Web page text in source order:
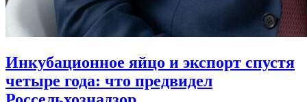
Инкубационное яйцо и экспорт спустя
четыре года: что предвидел